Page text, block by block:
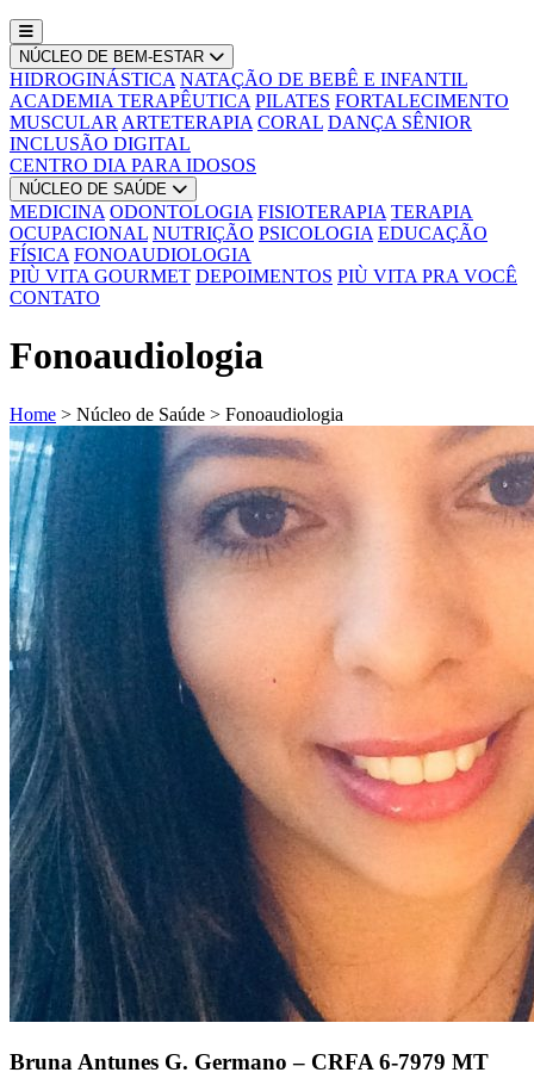
NÚCLEO DE BEM-ESTAR
HIDROGINÁSTICA NATAÇÃO DE BEBÊ E INFANTIL
ACADEMIA TERAPÊUTICA PILATES FORTALECIMENTO
MUSCULAR ARTETERAPIA CORAL DANÇA SÊNIOR
INCLUSÃO DIGITAL
CENTRO DIA PARA IDOSOS
NÚCLEO DE SAÚDE
MEDICINA ODONTOLOGIA FISIOTERAPIA TERAPIA
OCUPACIONAL NUTRIÇÃO PSICOLOGIA EDUCAÇÃO
FÍSICA FONOAUDIOLOGIA
PIÙ VITA GOURMET DEPOIMENTOS PIÙ VITA PRA VOCÊ
CONTATO
Fonoaudiologia
Home > Núcleo de Saúde > Fonoaudiologia
Bruna Antunes G. Germano – CRFA 6-7979 MT